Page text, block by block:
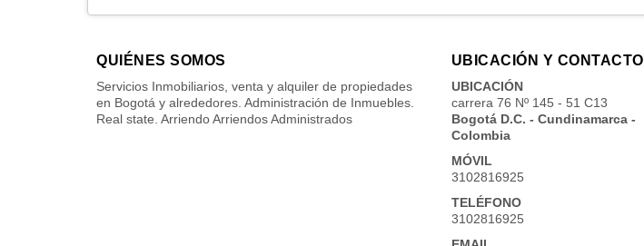
QUIÉNES SOMOS
Servicios Inmobiliarios, venta y alquiler de propiedades
en Bogotá y alrededores. Administración de Inmuebles.
Real state. Arriendo Arriendos Administrados
UBICACIÓN Y CONTACTO
UBICACIÓN
carrera 76 Nº 145 - 51 C13
Bogotá D.C. - Cundinamarca -
Colombia
MÓVIL
3102816925
TELÉFONO
3102816925